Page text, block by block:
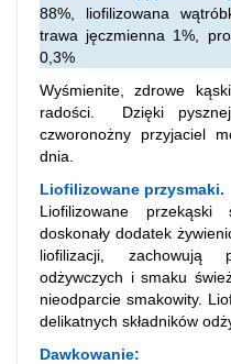
88%, liofilizowana
trawa jęczmienna 1%,
0,3%
Wyśmienite, zdrowe
radości.
Dzięki
czworonożny przyjaciel
dnia.
Liofilizowane przysmaki.
Liofilizowane
doskonały dodatek
liofilizacji, zachowują
odżywczych i smaku
nieodparcie smakowity.
delikatnych składników
Dawkowanie: